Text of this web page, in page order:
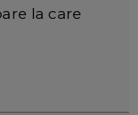
la care